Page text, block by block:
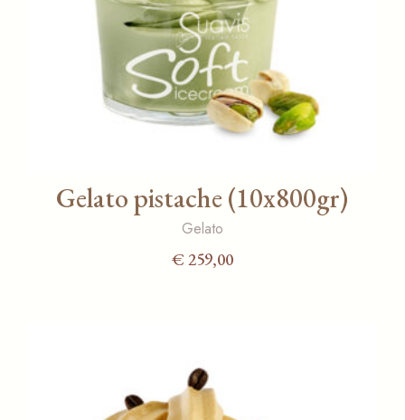
Gelato pistache (10x800gr)
Gelato
€ 259,00